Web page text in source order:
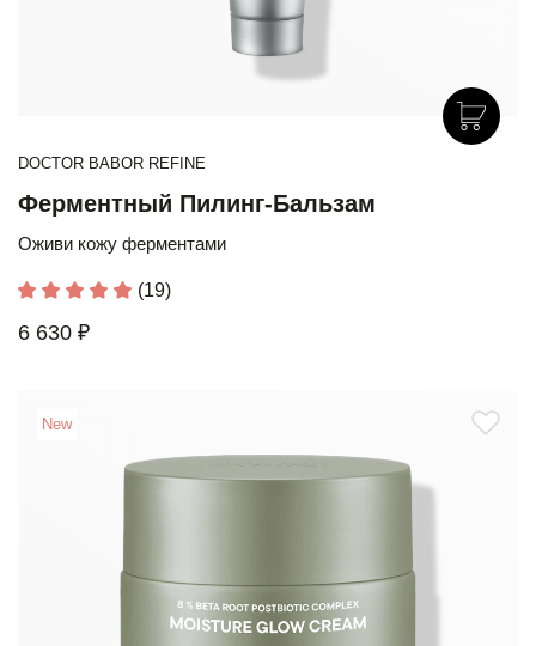
DOCTOR BABOR REFINE
Ферментный Пилинг-Бальзам
Оживи кожу ферментами
(19)
6 630 ₽
New